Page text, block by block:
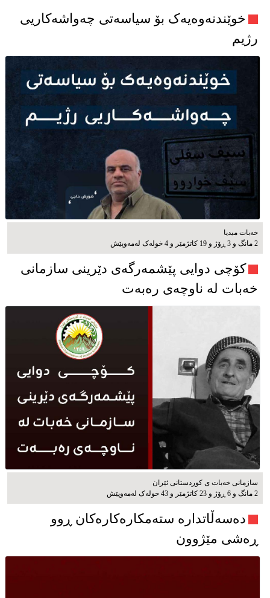
خوێندنەوەیەک بۆ سیاسەتی چەواشەکاریی
رژیم
خەبات میدیا
2 مانگ و 3 ڕۆژ و 19 کاتژمێر و 4 خوله‌ک له‌مه‌وپێش‌
کۆچی دوایی پێشمەرگەی دێرینی سازمانی
خەبات لە ناوچەی رەبەت
سازمانی خەبات ی كوردستانی ئێران
2 مانگ و 6 ڕۆژ و 23 کاتژمێر و 43 خوله‌ک له‌مه‌وپێش‌
دەسەڵاتدارە ستەمکارەکارەکان ڕوو
ڕەشی مێژوون